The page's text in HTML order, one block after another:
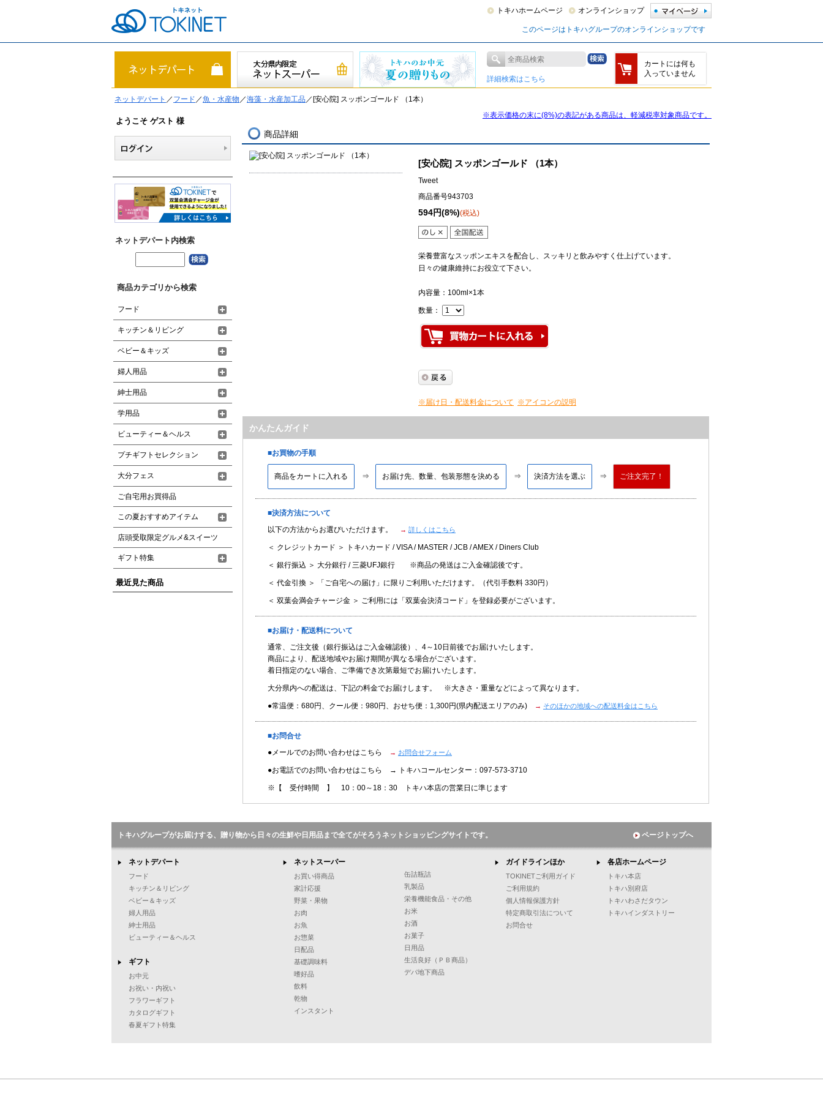
トキハホームページ オンラインショップ
このページはトキハグループのオンラインショップです
詳細検索はこちら
カートには何も
入っていません
ネットデパート ／ フード ／魚・水産物 ／海藻・水産加工品／[安心院] スッポンゴールド （1本）
※表示価格の末に(8%)の表記がある商品は、軽減税率対象商品です。
商品詳細
[安心院] スッポンゴールド （1本）
Tweet
商品番号943703
594円(8%)(税込)
栄養豊富なスッポンエキスを配合し、スッキリと飲みやすく仕上げています。
日々の健康維持にお役立て下さい。
内容量：100ml×1本
数量：
※届け日・配送料金について ※アイコンの説明
かんたんガイド
■お買物の手順
商品をカートに入れる お届け先、数量、包装形態を決める 決済方法を選ぶ ご注文完了！
■決済方法について
以下の方法からお選びいただけます。
→ 詳しくはこちら
＜ クレジットカード ＞ トキハカード / VISA / MASTER / JCB / AMEX / Diners Club
＜ 銀行振込 ＞ 大分銀行 / 三菱UFJ銀行 ※商品の発送はご入金確認後です。
＜ 代金引換 ＞ 「ご自宅への届け」に限りご利用いただけます。（代引手数料 330円）
＜ 双葉会満会チャージ金 ＞ ご利用には「双葉会決済コード」を登録必要がございます。
■お届け・配送料について
通常、ご注文後（銀行振込はご入金確認後）、4～10日前後でお届けいたします。
商品により、配送地域やお届け期間が異なる場合がございます。
着日指定のない場合、ご準備でき次第最短でお届けいたします。
大分県内への配送は、下記の料金でお届けします。 ※大きさ・重量などによって異なります。
●常温便：680円、クール便：980円、おせち便：1,300円(県内配送エリアのみ) → そのほかの地域への配送料金はこちら
■お問合せ
●メールでのお問い合わせはこちら
→ お問合せフォーム
●お電話でのお問い合わせはこちら → トキハコールセンター：097-573-3710
※【 受付時間 】 10：00～18：30 トキハ本店の営業日に準じます
ようこそ ゲスト 様
ネットデパート内検索
商品カテゴリから検索
フード
キッチン＆リビング
ベビー＆キッズ
婦人用品
紳士用品
学用品
ビューティー＆ヘルス
プチギフトセレクション
大分フェス
ご自宅用お買得品
この夏おすすめアイテム
店頭受取限定グルメ&スイーツ
ギフト特集
最近見た商品
トキハグループがお届けする、贈り物から日々の生鮮や日用品まで全てがそろうネットショッピングサイトです。 ページトップへ
ネットデパート
フード
キッチン＆リビング
ベビー＆キッズ
婦人用品
紳士用品
ビューティー＆ヘルス
ギフト
お中元
お祝い・内祝い
フラワーギフト
カタログギフト
春夏ギフト特集
ネットスーパー
お買い得商品
家計応援
野菜・果物
お肉
お魚
お惣菜
日配品
基礎調味料
嗜好品
飲料
乾物
インスタント
缶詰瓶詰
乳製品
栄養機能食品・その他
お米
お酒
お菓子
日用品
生活良好（ＰＢ商品）
デパ地下商品
ガイドラインほか
TOKINETご利用ガイド
ご利用規約
個人情報保護方針
特定商取引法について
お問合せ
各店ホームページ
トキハ本店
トキハ別府店
トキハわさだタウン
トキハインダストリー